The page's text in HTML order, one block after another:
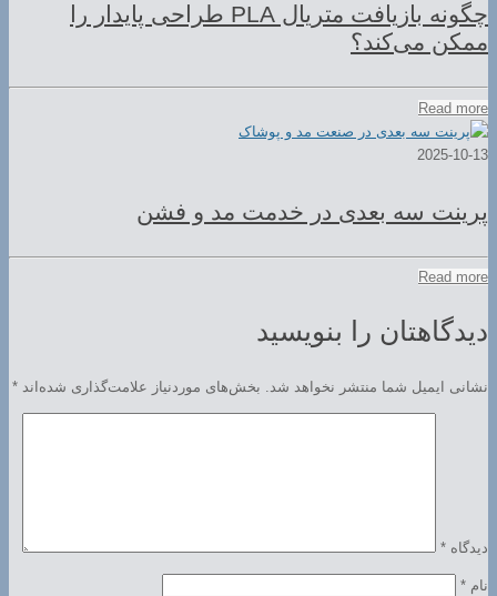
چگونه بازیافت متریال PLA طراحی پایدار را
ممکن می‌کند؟
Read more
2025-10-13
پرینت سه بعدی در خدمت مد و فشن
Read more
دیدگاهتان را بنویسید
نشانی ایمیل شما منتشر نخواهد شد. بخش‌های موردنیاز علامت‌گذاری شده‌اند *
دیدگاه *
نام *